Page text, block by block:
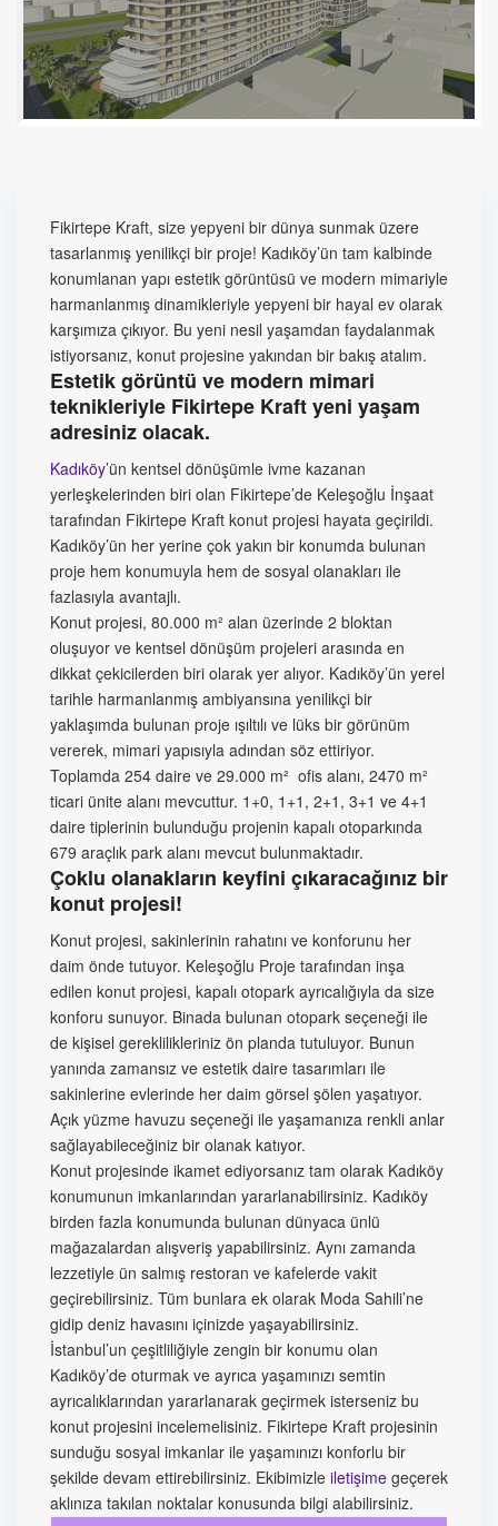
Fikirtepe Kraft, size yepyeni bir dünya sunmak üzere
tasarlanmış yenilikçi bir proje! Kadıköy’ün tam kalbinde
konumlanan yapı estetik görüntüsü ve modern mimariyle
harmanlanmış dinamikleriyle yepyeni bir hayal ev olarak
karşımıza çıkıyor. Bu yeni nesil yaşamdan faydalanmak
istiyorsanız, konut projesine yakından bir bakış atalım.
Estetik görüntü ve modern mimari
teknikleriyle Fikirtepe Kraft yeni yaşam
adresiniz olacak.
Kadıköy’ün kentsel dönüşümle ivme kazanan
yerleşkelerinden biri olan Fikirtepe’de Keleşoğlu İnşaat
tarafından Fikirtepe Kraft konut projesi hayata geçirildi.
Kadıköy’ün her yerine çok yakın bir konumda bulunan
proje hem konumuyla hem de sosyal olanakları ile
fazlasıyla avantajlı.
Konut projesi, 80.000 m² alan üzerinde 2 bloktan
oluşuyor ve kentsel dönüşüm projeleri arasında en
dikkat çekicilerden biri olarak yer alıyor. Kadıköy’ün yerel
tarihle harmanlanmış ambiyansına yenilikçi bir
yaklaşımda bulunan proje ışıltılı ve lüks bir görünüm
vererek, mimari yapısıyla adından söz ettiriyor.
Toplamda 254 daire ve 29.000 m² ofis alanı, 2470 m²
ticari ünite alanı mevcuttur. 1+0, 1+1, 2+1, 3+1 ve 4+1
daire tiplerinin bulunduğu projenin kapalı otoparkında
679 araçlık park alanı mevcut bulunmaktadır.
Çoklu olanakların keyfini çıkaracağınız bir
konut projesi!
Konut projesi, sakinlerinin rahatını ve konforunu her
daim önde tutuyor. Keleşoğlu Proje tarafından inşa
edilen konut projesi, kapalı otopark ayrıcalığıyla da size
konforu sunuyor. Binada bulunan otopark seçeneği ile
de kişisel gereklilikleriniz ön planda tutuluyor. Bunun
yanında zamansız ve estetik daire tasarımları ile
sakinlerine evlerinde her daim görsel şölen yaşatıyor.
Açık yüzme havuzu seçeneği ile yaşamanıza renkli anlar
sağlayabileceğiniz bir olanak katıyor.
Konut projesinde ikamet ediyorsanız tam olarak Kadıköy
konumunun imkanlarından yararlanabilirsiniz. Kadıköy
birden fazla konumunda bulunan dünyaca ünlü
mağazalardan alışveriş yapabilirsiniz. Aynı zamanda
lezzetiyle ün salmış restoran ve kafelerde vakit
geçirebilirsiniz. Tüm bunlara ek olarak Moda Sahili’ne
gidip deniz havasını içinizde yaşayabilirsiniz.
İstanbul’un çeşitliliğiyle zengin bir konumu olan
Kadıköy’de oturmak ve ayrıca yaşamınızı semtin
ayrıcalıklarından yararlanarak geçirmek isterseniz bu
konut projesini incelemelisiniz. Fikirtepe Kraft projesinin
sunduğu sosyal imkanlar ile yaşamınızı konforlu bir
şekilde devam ettirebilirsiniz. Ekibimizle iletişime geçerek
aklınıza takılan noktalar konusunda bilgi alabilirsiniz.